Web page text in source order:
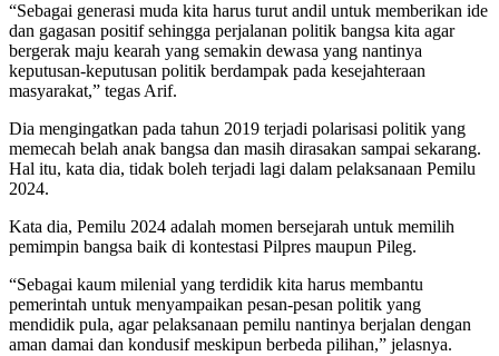
“Sebagai generasi muda kita harus turut andil untuk memberikan ide
dan gagasan positif sehingga perjalanan politik bangsa kita agar
bergerak maju kearah yang semakin dewasa yang nantinya
keputusan-keputusan politik berdampak pada kesejahteraan
masyarakat,” tegas Arif.
Dia mengingatkan pada tahun 2019 terjadi polarisasi politik yang
memecah belah anak bangsa dan masih dirasakan sampai sekarang.
Hal itu, kata dia, tidak boleh terjadi lagi dalam pelaksanaan Pemilu
2024.
Kata dia, Pemilu 2024 adalah momen bersejarah untuk memilih
pemimpin bangsa baik di kontestasi Pilpres maupun Pileg.
“Sebagai kaum milenial yang terdidik kita harus membantu
pemerintah untuk menyampaikan pesan-pesan politik yang
mendidik pula, agar pelaksanaan pemilu nantinya berjalan dengan
aman damai dan kondusif meskipun berbeda pilihan,” jelasnya.